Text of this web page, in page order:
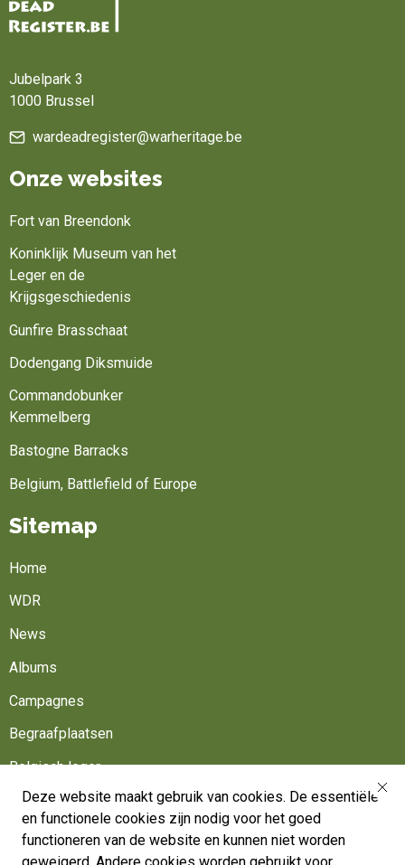
Deze website maakt gebruik van cookies. De essentiële
en functionele cookies zijn nodig voor het goed
functioneren van de website en kunnen niet worden
Jubelpark 3
1000 Brussel
wardeadregister@warheritage.be
Onze websites
Fort van Breendonk
Koninklijk Museum van het
Leger en de
Krijgsgeschiedenis
Gunfire Brasschaat
Dodengang Diksmuide
Commandobunker
Kemmelberg
Bastogne Barracks
Belgium, Battlefield of Europe
Sitemap
Home
WDR
News
Albums
Campagnes
Begraafplaatsen
Belgisch leger
Werk mee
Volg ons